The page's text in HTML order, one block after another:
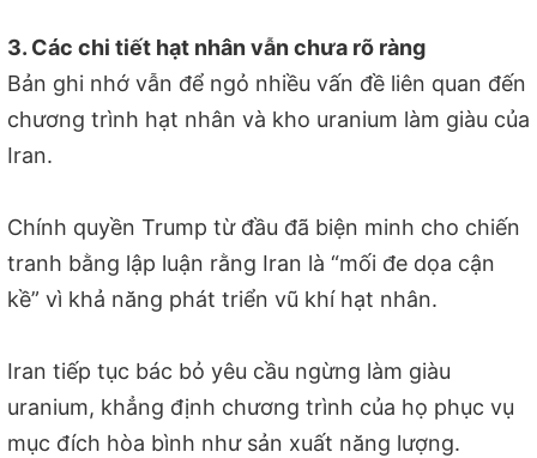
3. Các chi tiết hạt nhân vẫn chưa rõ ràng
Bản ghi nhớ vẫn để ngỏ nhiều vấn đề liên quan đến
chương trình hạt nhân và kho uranium làm giàu của
Iran.
Chính quyền Trump từ đầu đã biện minh cho chiến
tranh bằng lập luận rằng Iran là “mối đe dọa cận
kề” vì khả năng phát triển vũ khí hạt nhân.
Iran tiếp tục bác bỏ yêu cầu ngừng làm giàu
uranium, khẳng định chương trình của họ phục vụ
mục đích hòa bình như sản xuất năng lượng.